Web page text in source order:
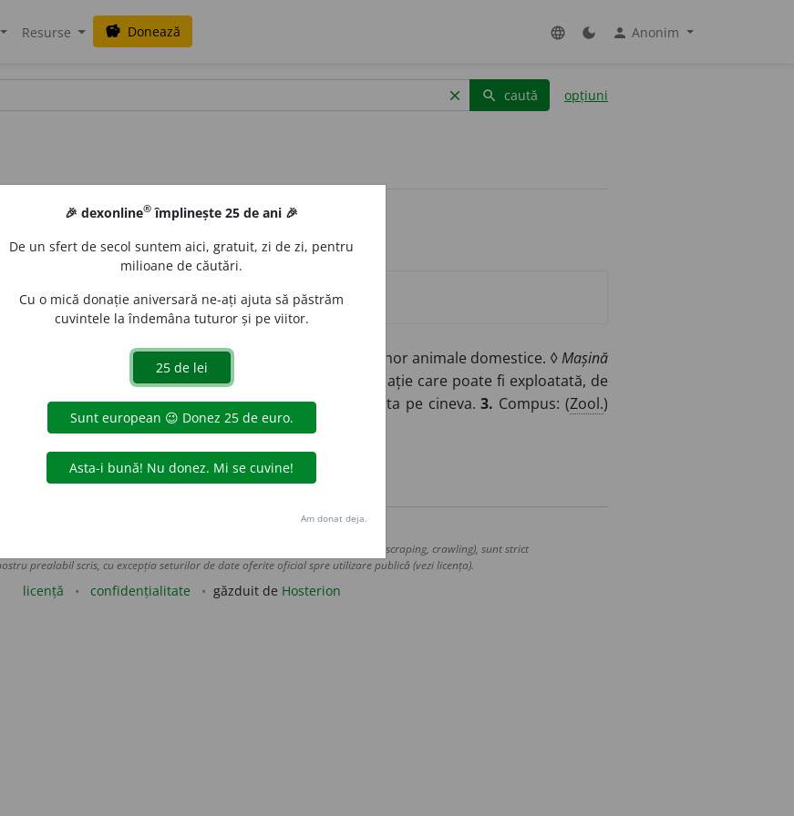
Resurse savings Donează language dark_mode person Anonim
clear search caută opțiuni
manual sau mecanic, laptele din ugerul femelelor unor animale domestice. ◊Mașină
◊ Vacă bună de muls
= persoană sau situație care poate fi exploatată, de
foloase.2. Fig.A trage foloase, a profita; a exploata pe cineva.3. Compus: (Zool.)
mulgere.
acțiuni
de pe acest site, inclusiv prin orice metode de extragere automată (web scraping, crawling), sunt strict
prealabil scris, cu excepția seturilor de date oferite oficial spre utilizare publică (vezi licența).
licență confidențialitate găzduit de Hosterion
🎉 dexonline® împlinește 25 de ani 🎉
De un sfert de secol suntem aici, gratuit, zi de zi, pentru
milioane de căutări.
Cu o mică donație aniversară ne-ați ajuta să păstrăm
cuvintele la îndemâna tuturor și pe viitor.
Am donat deja.